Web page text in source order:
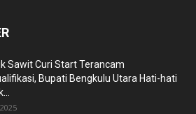
Sawit Curi Start Terancam
Bupati Bengkulu Utara Hati-hati